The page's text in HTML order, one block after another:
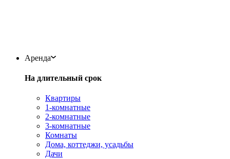
Аренда
На длительный срок
Квартиры
1-комнатные
2-комнатные
3-комнатные
Комнаты
Дома, коттеджи, усадьбы
Дачи